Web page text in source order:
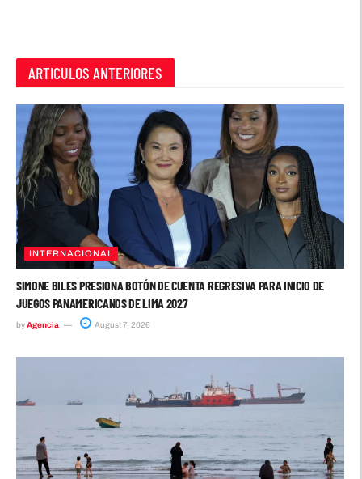
ARTICULOS ANTERIORES
INTERNACIONAL
SIMONE BILES PRESIONA BOTÓN DE CUENTA REGRESIVA PARA INICIO DE
JUEGOS PANAMERICANOS DE LIMA 2027
byAgencia August 7, 2026